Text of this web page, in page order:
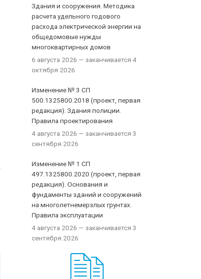
Здания и сооружения. Методика
расчета удельного годового
расхода электрической энергии на
общедомовые нужды
многоквартирных домов
6 августа 2026 — заканчивается 4
октября 2026
Изменение № 3 СП
500.1325800.2018 (проект, первая
редакция). Здания полиции.
Правила проектирования
4 августа 2026 — заканчивается 3
сентября 2026
Изменение № 1 СП
497.1325800.2020 (проект, первая
редакция). Основания и
фундаменты зданий и сооружений
на многолетнемерзлых грунтах.
Правила эксплуатации
4 августа 2026 — заканчивается 3
сентября 2026